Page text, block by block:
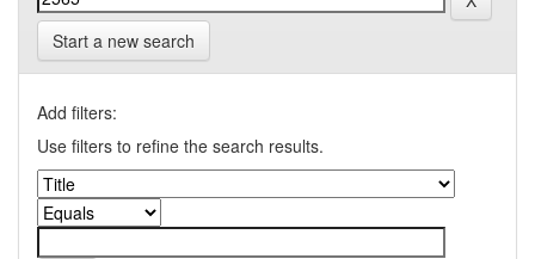
Start a new search
Add filters:
Use filters to refine the search results.